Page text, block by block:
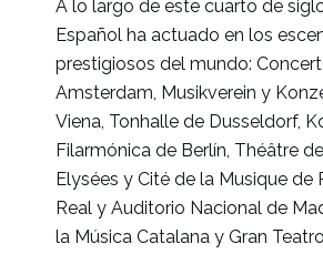
A lo largo de este cuarto de
Español ha actuado en los
prestigiosos del mundo:
Amsterdam, Musikverein y
Viena, Tonhalle de Dusseldorf,
Filarmónica de Berlín, Théâtre
Elysées y Cité de la Musique de
Real y Auditorio Nacional de
la Música Catalana y Gran